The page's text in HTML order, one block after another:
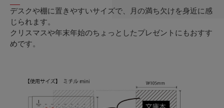
デスクや棚に置きやすいサイズで、月の満ち欠けを身近に感
じられます。
クリスマスや年末年始のちょっとしたプレゼントにもおすす
めです。